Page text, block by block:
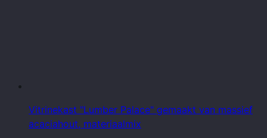
Vitrinekast "Lumber Palace" gemaakt van massief
acaciahout, materiaalmix